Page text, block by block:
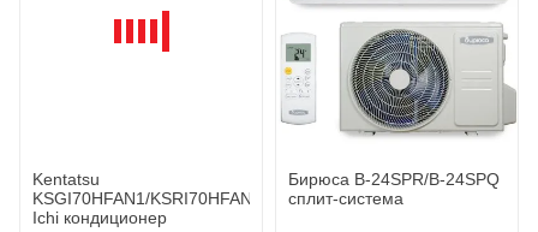
Kentatsu
KSGI70HFAN1/KSRI70HFAN1
Ichi кондиционер
Бирюса B-24SPR/B-24SPQ
сплит-система